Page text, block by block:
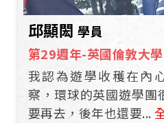
邱顯閎 學員
第29週年-英國倫敦大
我認為遊學收穫在內
察，環球的英國遊學團
要再去，後年也還要...